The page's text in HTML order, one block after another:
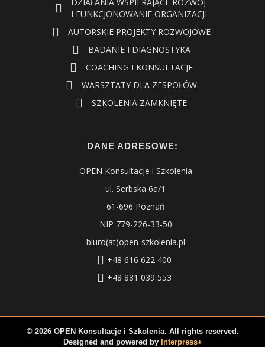
DZIAŁANIA WSPIERAJĄCE ROZWÓJ
I FUNKCJONOWANIE ORGANIZACJI
AUTORSKIE PROJEKTY ROZWOJOWE
BADANIE I DIAGNOSTYKA
COACHING I KONSULTACJE
WARSZTATY DLA ZESPOŁÓW
SZKOLENIA ZAMKNIĘTE
DANE ADRESOWE:
OPEN Konsultacje i Szkolenia
ul. Serbska 6a/1
61-696 Poznań
NIP 779-226-33-50
biuro(at)open-szkolenia.pl
+48 616 622 400
+48 881 039 553
© 2026 OPEN Konsultacje i Szkolenia. All rights reserved.
Designed and powered by Interpress+